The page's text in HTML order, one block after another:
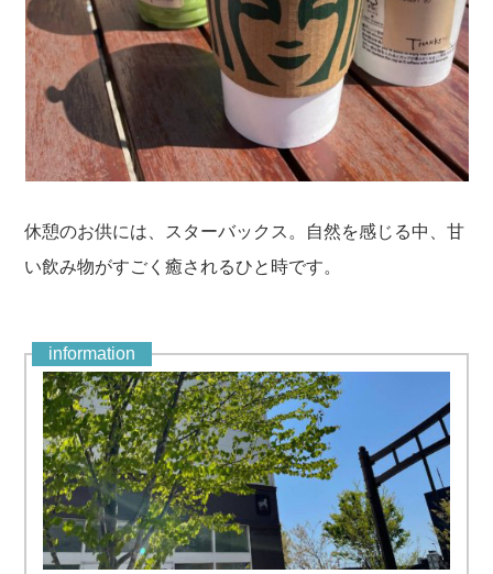
休憩のお供には、スターバックス。自然を感じる中、甘
い飲み物がすごく癒されるひと時です。
information